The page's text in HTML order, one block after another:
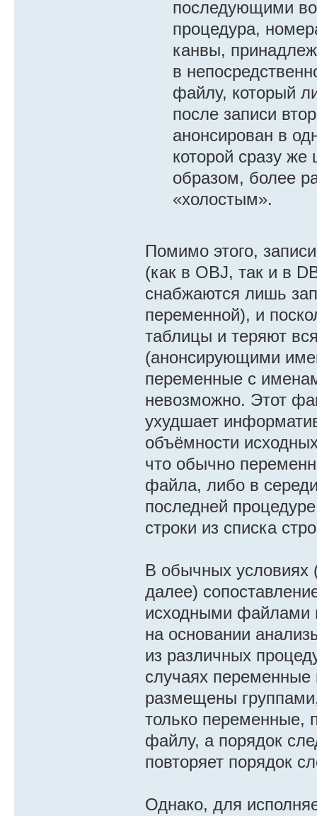
последующими
процедура,
канвы,
в
файлу, который
после записи
анонсирован в
которой сразу
образом, более
«холостым».
Помимо этого,
(как в OBJ, так и в
снабжаются лишь
переменной), и
таблицы и теряют
(анонсирующими
переменные с
невозможно. Этот
ухудшает
объёмности
что обычно
файла, либо в
последней
строки из списка
В обычных условиях
далее)
исходными файлами
на основании
из различных
случаях переменные
размещены
только переменные,
файлу, а порядок
повторяет порядок
Однако, для